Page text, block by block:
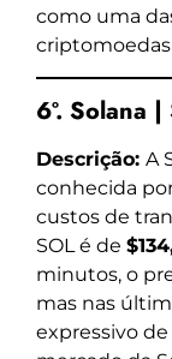
como uma
6º. Solana
Descrição: A
conhecida
custos de
SOL é de
minutos, o
mas nas
expressivo de